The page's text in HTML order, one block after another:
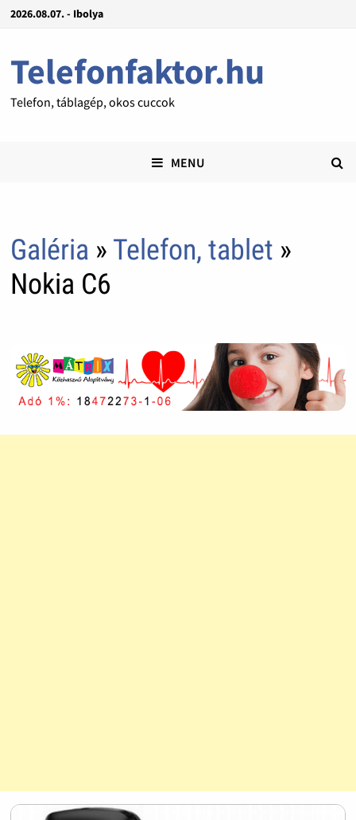
2026.08.07. - Ibolya
Telefonfaktor.hu
Telefon, táblagép, okos cuccok
MENU
Galéria » Telefon, tablet »
Nokia C6